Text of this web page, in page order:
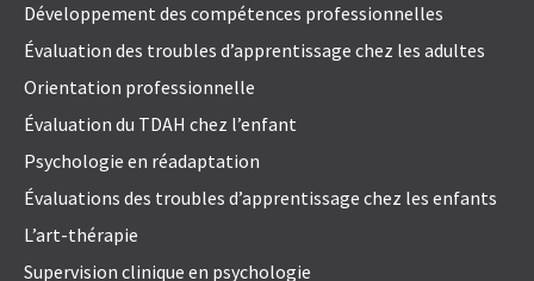
Développement des compétences professionnelles
Évaluation des troubles d’apprentissage chez les adultes
Orientation professionnelle
Évaluation du TDAH chez l’enfant
Psychologie en réadaptation
Évaluations des troubles d’apprentissage chez les enfants
L’art-thérapie
Supervision clinique en psychologie